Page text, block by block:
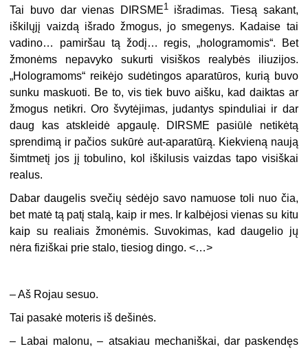
Tai buvo dar vienas DIRSME1išradimas. Tiesą sakant,
iškilųjį vaizdą išrado žmogus, jo smegenys. Kadaise tai
vadino… pamiršau tą žodį… regis, „hologramomis“. Bet
žmonėms nepavyko sukurti visiškos realybės iliuzijos.
„Hologramoms“ reikėjo sudėtingos aparatūros, kurią buvo
sunku maskuoti. Be to, vis tiek buvo aišku, kad daiktas ar
žmogus netikri. Oro švytėjimas, judantys spinduliai ir dar
daug kas atskleidė apgaulę. DIRSME pasiūlė netikėtą
sprendimą ir pačios sukūrė aut-aparatūrą. Kiekvieną naują
šimtmetį jos jį tobulino, kol iškilusis vaizdas tapo visiškai
realus.
Dabar daugelis svečių sėdėjo savo namuose toli nuo čia,
bet matė tą patį stalą, kaip ir mes. Ir kalbėjosi vienas su kitu
kaip su realiais žmonėmis. Suvokimas, kad daugelio jų
nėra fiziškai prie stalo, tiesiog dingo. <…>
– Aš Rojau sesuo.
Tai pasakė moteris iš dešinės.
– Labai malonu, – atsakiau mechaniškai, dar paskendęs